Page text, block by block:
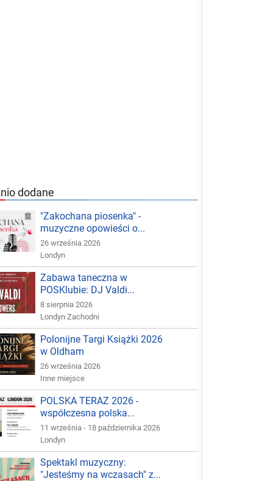
dodane
"Zakochana piosenka" -
muzyczne opowieści o...
26 września 2026
Londyn
Zabawa taneczna w
POSKlubie: DJ Valdi...
8 sierpnia 2026
Londyn Zachodni
Polonijne Targi Książki 2026
w Oldham
26 września 2026
Inne miejsce
POLSKA TERAZ 2026 -
współczesna polska...
11 września - 18 października 2026
Londyn
Spektakl muzyczny:
"Jesteśmy na wczasach" z...